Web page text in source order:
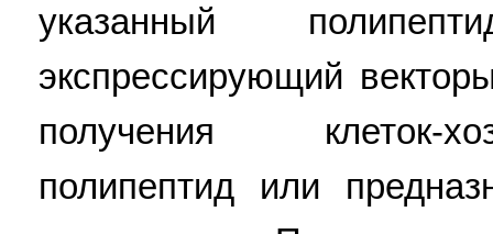
указанный
экспрессирующий
получения клеток-
полипептид или